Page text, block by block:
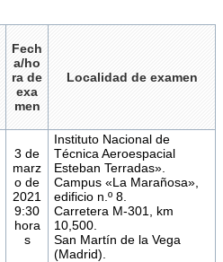
Fech
a/ho
ra de
exa
men
Localidad de examen
3 de
marz
o de
2021
9:30
hora
s
Instituto Nacional de
Técnica Aeroespacial
Esteban Terradas».
Campus «La Marañosa»,
edificio n.º 8.
Carretera M-301, km
10,500.
San Martín de la Vega
(Madrid).